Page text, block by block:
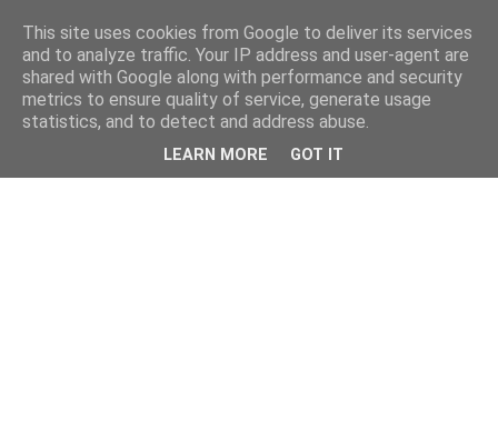
This site uses cookies from Google to deliver its services
and to analyze traffic. Your IP address and user-agent are
shared with Google along with performance and security
metrics to ensure quality of service, generate usage
statistics, and to detect and address abuse.
LEARN MORE GOT IT